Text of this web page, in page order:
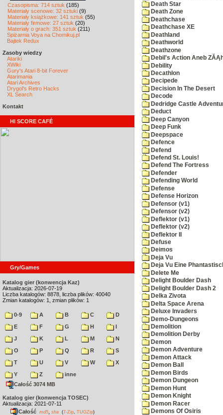
Czasopisma: 714 sztuk (185)
Materiały scenowe: 32 sztuki (9)
Materiały książkowe: 141 sztuk (55)
Materiały firmowe: 27 sztuk (20)
Materiały o grach: 351 sztuk (211)
Spiżarnia Voya na Chomikuj.pl
Bajtek Redux
Zasoby wiedzy
Atariki
XWiki
Gury's Atari 8-bit Forever
Atarimania
Atari Archives
Drygol's Retro Hacks
XL Search
Kontakt
HI SCORE CAFÉ
Gry/Games
Katalog gier (konwencja Kaz)
Aktualizacja: 2026-07-19
Liczba katalogów: 8878, liczba plików: 40040
Zmian katalogów: 1, zmian plików: 1
0-9 A B C
D
E
F G H
I
J
K L M
N
O
P Q R
S
T
U V W
X
Y
Z
inne
Całość 3074 MB
Katalog gier (konwencja TOSEC)
Aktualizacja: 2021-07-11
Całość md5 sha (7-Zip TUGZip)
Death Star
Death Zone
Deathchase
Deathchase XE
Deathland
Deathworld
Deathzone
Debil's Action Aneb
Debility
Decathlon
Decipede
Decision In The Desert
Decode
Dedridge Castle
Deduct
Deep Canyon
Deep Funk
Deepspace
Defence
Defend
Defend St. Louis!
Defend The Fortress
Defender
Defending World
Defense
Defense Horizon
Defensor (v1)
Defensor (v2)
Deflektor (v1)
Deflektor (v2)
Deflektor II
Defuse
Deimos
Deja Vu
Deja Vu Eine
Delete Me
Delight Boulder Dash
Delight Boulder Dash 2
Delka Zivota
Delta Space Arena
Deluxe Invaders
Demo-Dungeons
Demolition
Demolition Derby
Demon
Demon Adventure
Demon Attack
Demon Ball
Demon Birds
Demon Dungeon
Demon Hunt
Demon Knight
Demon Racer
Demons Of Osiris